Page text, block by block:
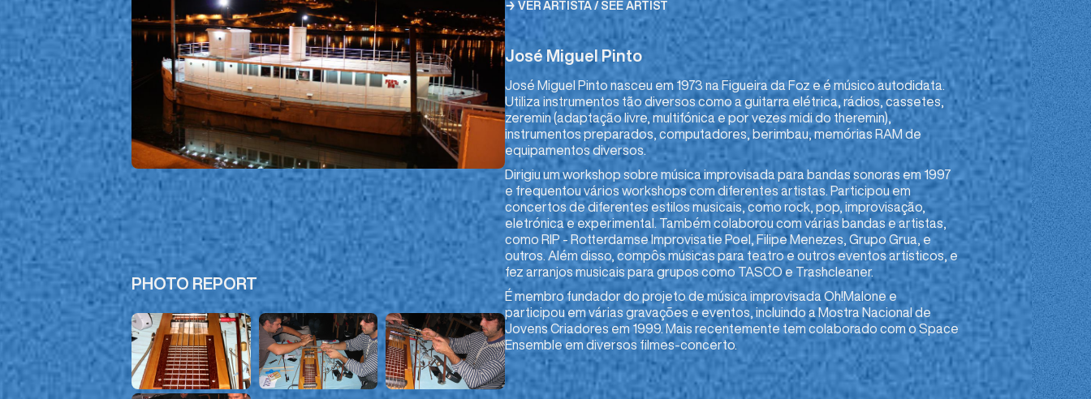
PHOTO REPORT
→ VER ARTISTA / SEE ARTIST
José Miguel Pinto
José Miguel Pinto nasceu em 1973 na Figueira da Foz e é músico autodidata.
Utiliza instrumentos tão diversos como a guitarra elétrica, rádios, cassetes,
zeremin (adaptação livre, multifónica e por vezes midi do theremin),
instrumentos preparados, computadores, berimbau, memórias RAM de
equipamentos diversos.
Dirigiu um workshop sobre música improvisada para bandas sonoras em 1997
e frequentou vários workshops com diferentes artistas. Participou em
concertos de diferentes estilos musicais, como rock, pop, improvisação,
eletrónica e experimental. Também colaborou com várias bandas e artistas,
como RIP - Rotterdamse Improvisatie Poel, Filipe Menezes, Grupo Grua, e
outros. Além disso, compôs músicas para teatro e outros eventos artísticos, e
fez arranjos musicais para grupos como TASCO e Trashcleaner.
É membro fundador do projeto de música improvisada Oh!Malone e
participou em várias gravações e eventos, incluindo a Mostra Nacional de
Jovens Criadores em 1999. Mais recentemente tem colaborado com o Space
Ensemble em diversos filmes-concerto.